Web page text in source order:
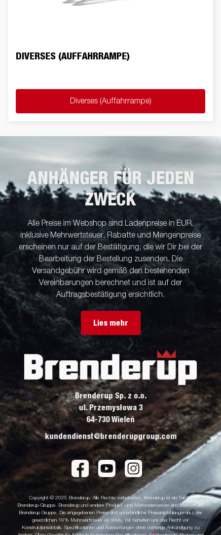
DIVERSES (AUFFAHRRAMPE)
Diverses (Auffahrrampe)
ANHÄNGER FÜR JEDEN
ZWECK
Alle Preise im Webshop sind Ladenpreise in EUR,
inklusive Mehrwertsteuer. Rabatte und Mengenpreise
erscheinen nur auf der Bestätigung, die wir Dir bei der
Bearbeitung der Bestellung zusenden. Die
Versandgebühr wird gemäß den bestehenden
Vereinbarungen berechnet und ist auf der
Auftragsbestätigung ersichtlich.
Lies mehr
Brenderup Sp. z o.o.
ul. Przemysłowa 3
64-730 Wieleń
kundendienst@brenderupgroup.com
Copyright © 2025 Brenderup. Alle Rechte vorbehalten. Brenderup ist ein Teil der
Brenderup-Gruppe. Brenderup und andere Produkt- und Merkmalsmarken sind Marken der
Brenderup Gruppe. Die angegebenen Preise sind unverbindliche Preisempfehlungen incl. der
gesetzlichen 19% Mehrwertsteuer ab Werk. Wir behalten uns das Recht vor
Konstruktionsdetails, Spezifikationen und Ausstattungen ohne vorherige Ankündigung zu